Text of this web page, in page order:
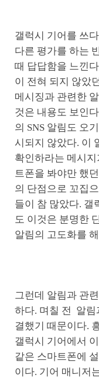
갤럭시 기어를 쓰
다른 평가를 하는
때 답답함을 느낀
이 전혀 되지 않았
메시징과 관련한
것은 내용도 보인
의 SNS 알림도 오
시되지 않았다. 이
확인하라는 메시
트폰을 봐야만 했
의 단점으로 꼬집
들이 참 많았다. 갤
도 이것은 분명한
알림의 고도화를
그런데 알림과 관
하다. 며칠 전 알림
결했기 때문이다.
갤럭시 기어에서
같은 스마트폰에
이다. 기어 매니저